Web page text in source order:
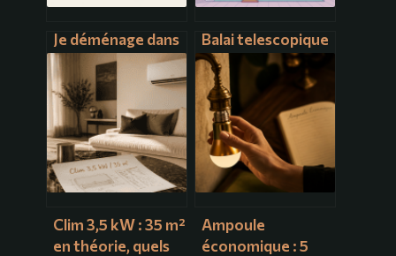
Je déménage dans
un autre
département :
démarches, aides
et organisation
Balai telescopique
plafond : guide
complet pour
choisir et bien
l’utiliser
Clim 3,5 kW : 35 m²
en théorie, quels
Ampoule
économique : 5